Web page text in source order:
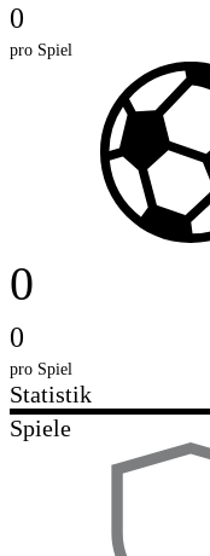
0
pro Spiel
0
0
pro Spiel
Statistik
Spiele